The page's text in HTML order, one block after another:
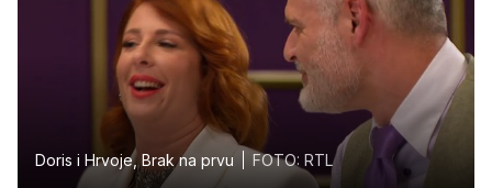
Doris i Hrvoje, Brak na prvu FOTO: RTL